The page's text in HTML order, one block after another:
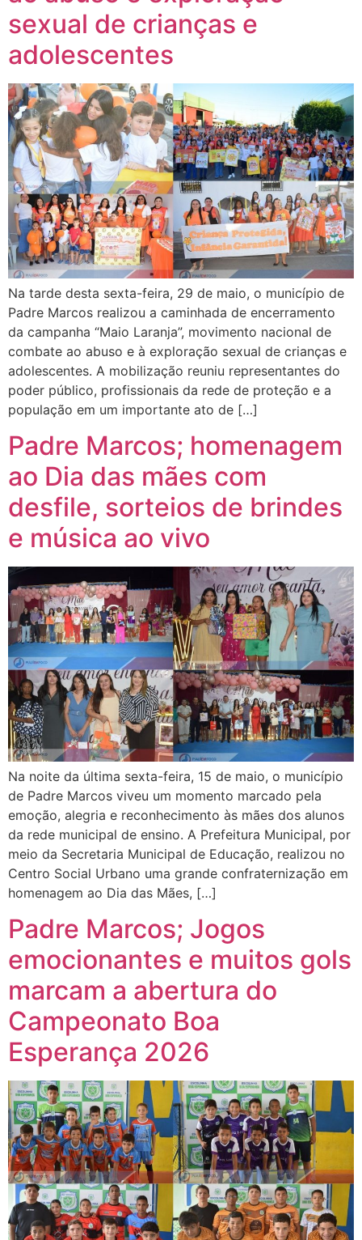
sexual de crianças e
adolescentes
Na tarde desta sexta-feira, 29 de maio, o município de
Padre Marcos realizou a caminhada de encerramento
da campanha “Maio Laranja”, movimento nacional de
combate ao abuso e à exploração sexual de crianças e
adolescentes. A mobilização reuniu representantes do
poder público, profissionais da rede de proteção e a
população em um importante ato de […]
Padre Marcos; homenagem
ao Dia das mães com
desfile, sorteios de brindes
e música ao vivo
Na noite da última sexta-feira, 15 de maio, o município
de Padre Marcos viveu um momento marcado pela
emoção, alegria e reconhecimento às mães dos alunos
da rede municipal de ensino. A Prefeitura Municipal, por
meio da Secretaria Municipal de Educação, realizou no
Centro Social Urbano uma grande confraternização em
homenagem ao Dia das Mães, […]
Padre Marcos; Jogos
emocionantes e muitos gols
marcam a abertura do
Campeonato Boa
Esperança 2026